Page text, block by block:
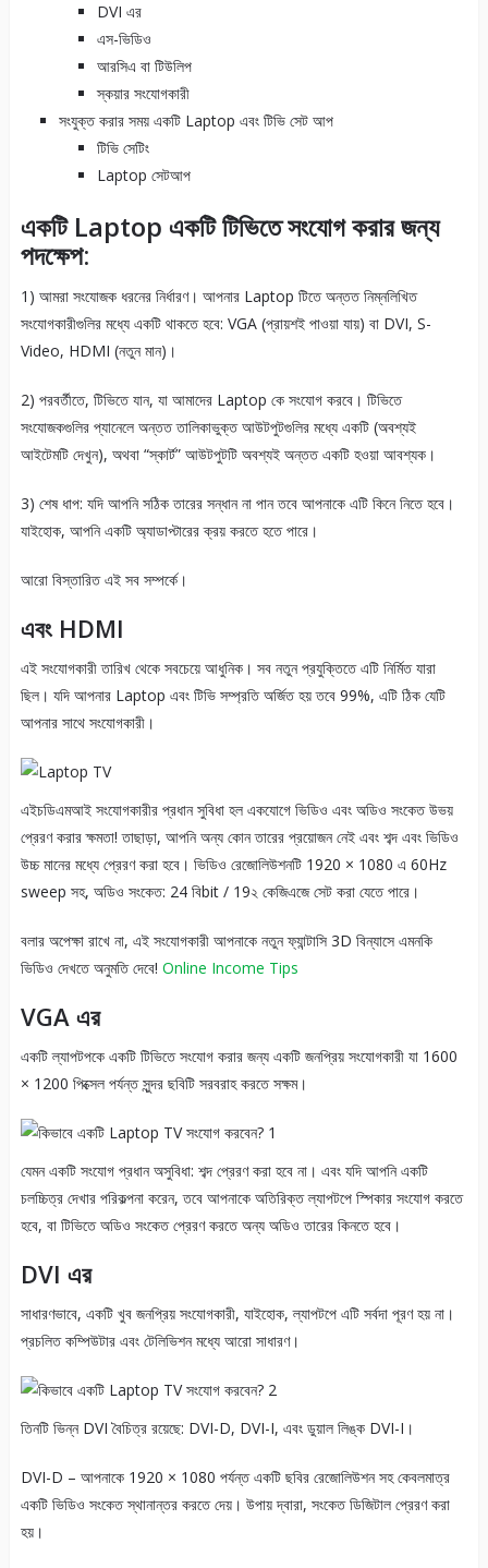
DVI এর
এস-ভিডিও
আরসিএ বা টিউলিপ
স্কয়ার সংযোগকারী
সংযুক্ত করার সময় একটি Laptop এবং টিভি সেট আপ
টিভি সেটিং
Laptop সেটআপ
একটি Laptop একটি টিভিতে সংযোগ করার জন্য
পদক্ষেপ:
1) আমরা সংযোজক ধরনের নির্ধারণ। আপনার Laptop টিতে অন্তত নিম্নলিখিত
সংযোগকারীগুলির মধ্যে একটি থাকতে হবে: VGA (প্রায়শই পাওয়া যায়) বা DVI, S-
Video, HDMI (নতুন মান)।
2) পরবর্তীতে, টিভিতে যান, যা আমাদের Laptop কে সংযোগ করবে। টিভিতে
সংযোজকগুলির প্যানেলে অন্তত তালিকাভুক্ত আউটপুটগুলির মধ্যে একটি (অবশ্যই
আইটেমটি দেখুন), অথবা “স্কার্ট” আউটপুটটি অবশ্যই অন্তত একটি হওয়া আবশ্যক।
3) শেষ ধাপ: যদি আপনি সঠিক তারের সন্ধান না পান তবে আপনাকে এটি কিনে নিতে হবে।
যাইহোক, আপনি একটি অ্যাডাপ্টারের ক্রয় করতে হতে পারে।
আরো বিস্তারিত এই সব সম্পর্কে।
এবং HDMI
এই সংযোগকারী তারিখ থেকে সবচেয়ে আধুনিক। সব নতুন প্রযুক্তিতে এটি নির্মিত যারা
ছিল। যদি আপনার Laptop এবং টিভি সম্প্রতি অর্জিত হয় তবে 99%, এটি ঠিক যেটি
আপনার সাথে সংযোগকারী।
এইচডিএমআই সংযোগকারীর প্রধান সুবিধা হল একযোগে ভিডিও এবং অডিও সংকেত উভয়
প্রেরণ করার ক্ষমতা! তাছাড়া, আপনি অন্য কোন তারের প্রয়োজন নেই এবং শব্দ এবং ভিডিও
উচ্চ মানের মধ্যে প্রেরণ করা হবে। ভিডিও রেজোলিউশনটি 1920 × 1080 এ 60Hz
sweep সহ, অডিও সংকেত: 24 বিbit / 19২ কেজিএজে সেট করা যেতে পারে।
বলার অপেক্ষা রাখে না, এই সংযোগকারী আপনাকে নতুন ফ্যান্টাসি 3D বিন্যাসে এমনকি
ভিডিও দেখতে অনুমতি দেবে! Online Income Tips
VGA এর
একটি ল্যাপটপকে একটি টিভিতে সংযোগ করার জন্য একটি জনপ্রিয় সংযোগকারী যা 1600
× 1200 পিক্সেল পর্যন্ত সুন্দর ছবিটি সরবরাহ করতে সক্ষম।
যেমন একটি সংযোগ প্রধান অসুবিধা: শব্দ প্রেরণ করা হবে না। এবং যদি আপনি একটি
চলচ্চিত্র দেখার পরিকল্পনা করেন, তবে আপনাকে অতিরিক্ত ল্যাপটপে স্পিকার সংযোগ করতে
হবে, বা টিভিতে অডিও সংকেত প্রেরণ করতে অন্য অডিও তারের কিনতে হবে।
DVI এর
সাধারণভাবে, একটি খুব জনপ্রিয় সংযোগকারী, যাইহোক, ল্যাপটপে এটি সর্বদা পূরণ হয় না।
প্রচলিত কম্পিউটার এবং টেলিভিশন মধ্যে আরো সাধারণ।
তিনটি ভিন্ন DVI বৈচিত্র রয়েছে: DVI-D, DVI-I, এবং ডুয়াল লিঙ্ক DVI-I।
DVI-D – আপনাকে 1920 × 1080 পর্যন্ত একটি ছবির রেজোলিউশন সহ কেবলমাত্র
একটি ভিডিও সংকেত স্থানান্তর করতে দেয়। উপায় দ্বারা, সংকেত ডিজিটাল প্রেরণ করা
হয়।